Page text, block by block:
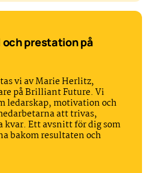
prestation på
vi av Marie Herlitz,
på Brilliant Future. Vi
ledarskap, motivation och
att trivas,
kvar. Ett avsnitt för dig som
bakom resultaten och